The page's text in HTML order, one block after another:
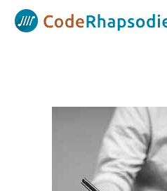
Panneau de gestion des cookies